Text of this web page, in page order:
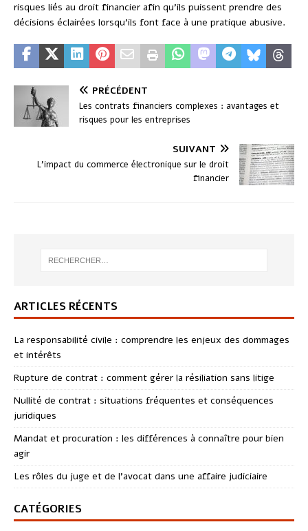
risques liés au droit financier afin qu’ils puissent prendre des
décisions éclairées lorsqu’ils font face à une pratique abusive.
PRÉCÉDENT
Les contrats financiers complexes : avantages et
risques pour les entreprises
SUIVANT
L’impact du commerce électronique sur le droit
financier
ARTICLES RÉCENTS
La responsabilité civile : comprendre les enjeux des dommages
et intérêts
Rupture de contrat : comment gérer la résiliation sans litige
Nullité de contrat : situations fréquentes et conséquences
juridiques
Mandat et procuration : les différences à connaître pour bien
agir
Les rôles du juge et de l’avocat dans une affaire judiciaire
CATÉGORIES